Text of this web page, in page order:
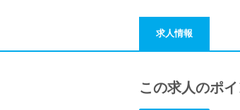
求人情報
この求人のポイ